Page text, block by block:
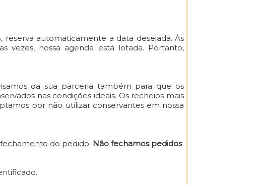
automaticamente a data desejada. Às
vezes, nossa agenda está lotada. Portanto,
da sua parceria também para que os
nas condições ideais. Os recheios mais
por não utilizar conservantes em nossa
fechamento do pedido. Não fechamos pedidos